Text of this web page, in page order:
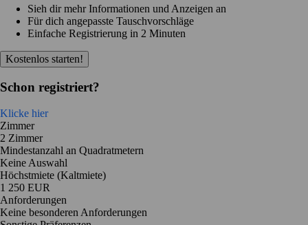
Sieh dir mehr Informationen und Anzeigen an
Für dich angepasste Tauschvorschläge
Einfache Registrierung in 2 Minuten
Kostenlos starten!
Schon registriert?
Klicke hier
Zimmer
2 Zimmer
Mindestanzahl an Quadratmetern
Keine Auswahl
Höchstmiete (Kaltmiete)
1 250 EUR
Anforderungen
Keine besonderen Anforderungen